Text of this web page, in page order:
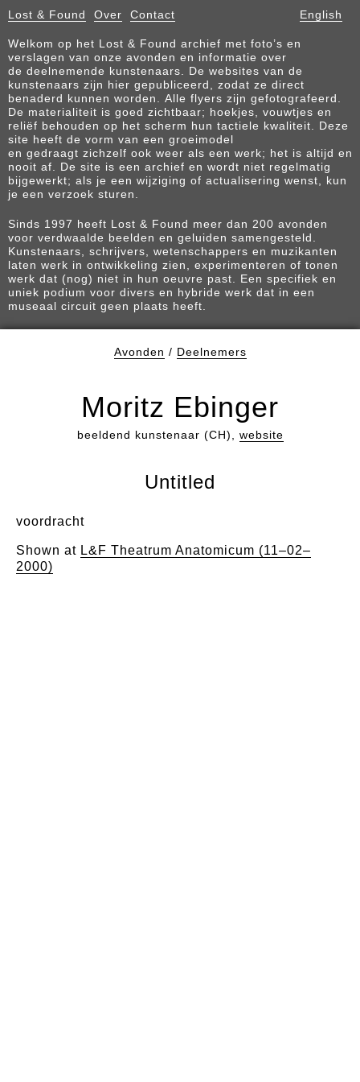
Lost & Found Over Contact English
Welkom op het Lost & Found archief met foto’s en
verslagen van onze avonden en informatie over
de deelnemende kunstenaars. De websites van de
kunstenaars zijn hier gepubliceerd, zodat ze direct
benaderd kunnen worden. Alle flyers zijn gefotografeerd.
De materialiteit is goed zichtbaar; hoekjes, vouwtjes en
reliëf behouden op het scherm hun tactiele kwaliteit. Deze
site heeft de vorm van een groeimodel
en gedraagt zichzelf ook weer als een werk; het is altijd en
nooit af. De site is een archief en wordt niet regelmatig
bijgewerkt; als je een wijziging of actualisering wenst, kun
je een verzoek sturen.
Sinds 1997 heeft Lost & Found meer dan 200 avonden
voor verdwaalde beelden en geluiden samengesteld.
Kunstenaars, schrijvers, wetenschappers en muzikanten
laten werk in ontwikkeling zien, experimenteren of tonen
werk dat (nog) niet in hun oeuvre past. Een specifiek en
uniek podium voor divers en hybride werk dat in een
museaal circuit geen plaats heeft.
Avonden / Deelnemers
Moritz Ebinger
beeldend kunstenaar (CH), website
Untitled
voordracht
Shown at L&F Theatrum Anatomicum (11–02–
2000)